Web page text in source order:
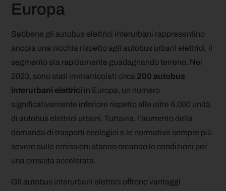
Europa
Sebbene gli autobus elettrici interurbani rappresentino
ancora una nicchia rispetto agli autobus urbani elettrici, il
segmento sta rapidamente guadagnando terreno. Nel
2023, sono stati immatricolati circa 200 autobus
interurbani elettrici in Europa, un numero
significativamente inferiore rispetto alle oltre 6.000 unità
di autobus elettrici urbani. Tuttavia, l’aumento della
domanda di trasporti ecologici e le normative sempre più
severe sulle emissioni stanno creando le condizioni per
una crescita accelerata.
Gli autobus interurbani elettrici offrono vantaggi